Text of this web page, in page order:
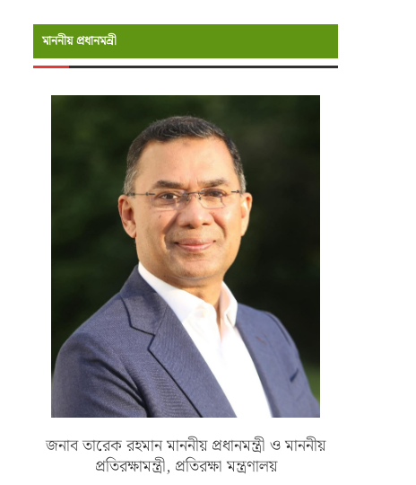
মাননীয় প্রধানমন্রী
জনাব তারেক রহমান মাননীয় প্রধানমন্ত্রী ও মাননীয়
প্রতিরক্ষামন্ত্রী, প্রতিরক্ষা মন্ত্রণালয়